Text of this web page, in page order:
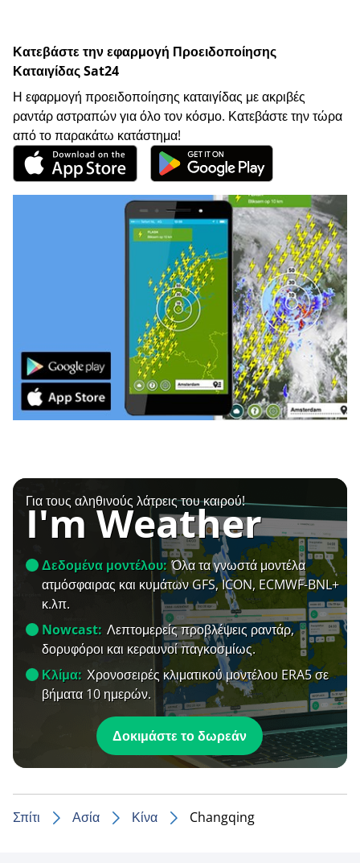
Κατεβάστε την εφαρμογή Προειδοποίησης
Καταιγίδας Sat24
Η εφαρμογή προειδοποίησης καταιγίδας με ακριβές
ραντάρ αστραπών για όλο τον κόσμο. Κατεβάστε την τώρα
από το παρακάτω κατάστημα!
Για τους αληθινούς λάτρεις του καιρού!
I'm Weather
Δεδομένα μοντέλου: Όλα τα γνωστά μοντέλα
ατμόσφαιρας και κυμάτων GFS, ICON, ECMWF-BNL+
κ.λπ.
Nowcast: Λεπτομερείς προβλέψεις ραντάρ,
δορυφόροι και κεραυνοί παγκοσμίως.
Κλίμα: Χρονοσειρές κλιματικού μοντέλου ERA5 σε
βήματα 10 ημερών.
Δοκιμάστε το δωρεάν
Σπίτι Ασία Κίνα Changqing